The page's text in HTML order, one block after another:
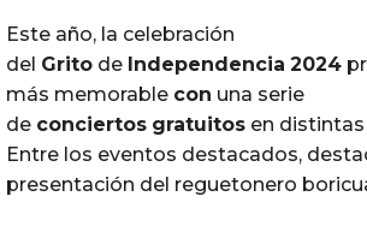
Este año, la celebración
del Grito de Independencia 2024
más memorable con una serie
de conciertos gratuitos en
Entre los eventos destacados,
presentación del reguetonero